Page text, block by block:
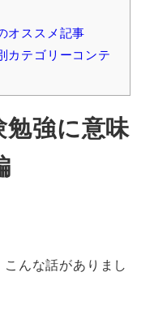
オススメ記事
カテゴリーコンテ
強に意味
んな話がありまし